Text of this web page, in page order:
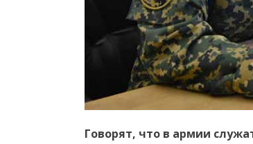
Говорят, что в армии